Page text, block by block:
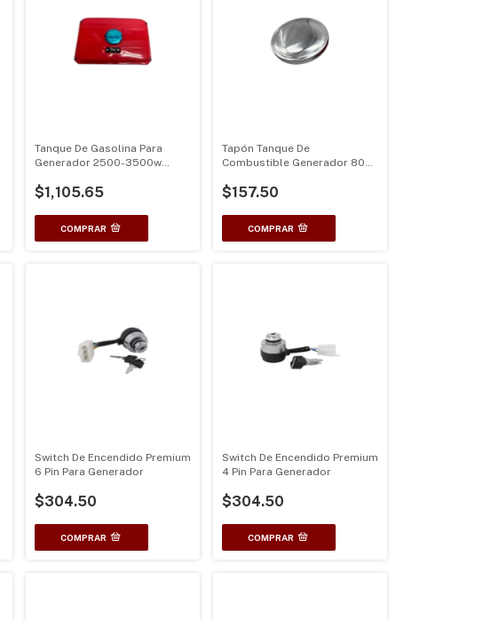
Tanque De Gasolina Para
Generador 2500-3500w
$1,105.65
Tapón Tanque De
Combustible Generador 800
$157.50
Switch De Encendido Premium
6 Pin Para Generador
$304.50
Switch De Encendido Premium
4 Pin Para Generador
$304.50